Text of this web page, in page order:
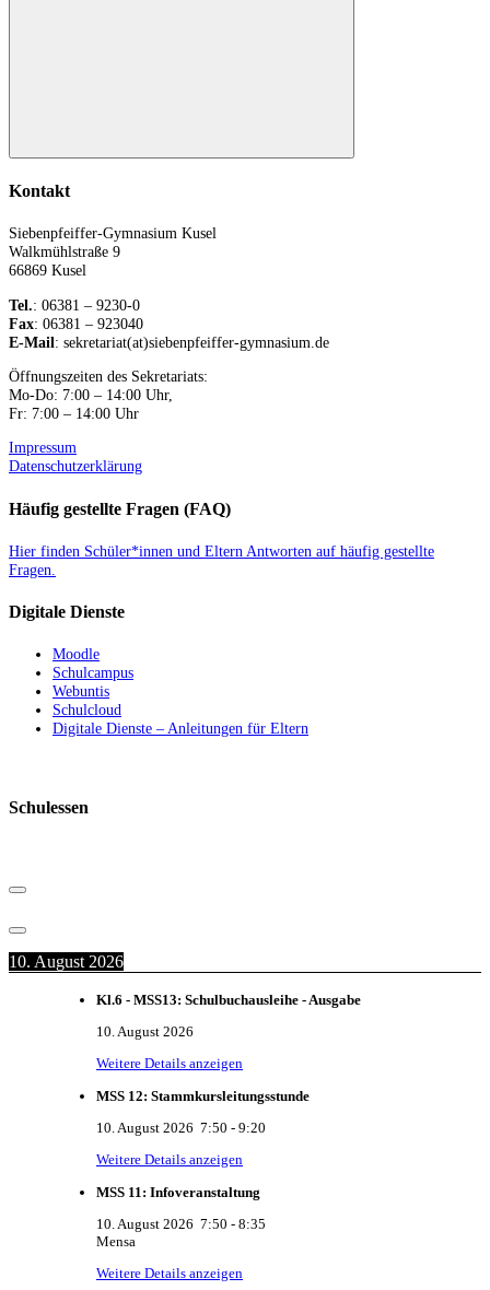
Suchen
Kontakt
Siebenpfeiffer-Gymnasium Kusel
Walkmühlstraße 9
66869 Kusel
Tel.: 06381 – 9230-0
Fax: 06381 – 923040
E-Mail: sekretariat(at)siebenpfeiffer-gymnasium.de
Öffnungszeiten des Sekretariats:
Mo-Do: 7:00 – 14:00 Uhr,
Fr: 7:00 – 14:00 Uhr
Impressum
Datenschutzerklärung
Häufig gestellte Fragen (FAQ)
Hier finden Schüler*innen und Eltern Antworten auf häufig gestellte
Fragen.
Digitale Dienste
Moodle
Schulcampus
Webuntis
Schulcloud
Digitale Dienste – Anleitungen für Eltern
Schulessen
10. August 2026
Kl.6 - MSS13: Schulbuchausleihe - Ausgabe
10. August 2026
Weitere Details anzeigen
MSS 12: Stammkursleitungsstunde
10. August 2026 7:50 - 9:20
Weitere Details anzeigen
MSS 11: Infoveranstaltung
10. August 2026 7:50 - 8:35
Mensa
Weitere Details anzeigen